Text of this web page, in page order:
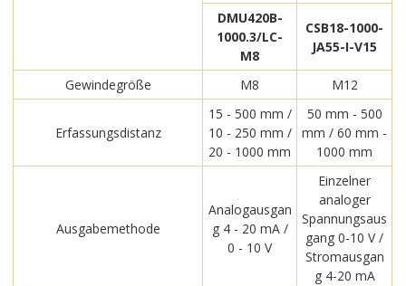
DMU420B-
1000.3/LC-
M8
CSB18-1000-
JA55-I-V15
Gewindegröße M8 M12
Erfassungsdistanz
15 - 500 mm /
10 - 250 mm /
20 - 1000 mm
50 mm - 500
mm / 60 mm -
1000 mm
Ausgabemethode
Analogausgan
g 4 - 20 mA /
0 - 10 V
Einzelner
analoger
Spannungsaus
gang 0-10 V /
Stromausgan
g 4-20 mA